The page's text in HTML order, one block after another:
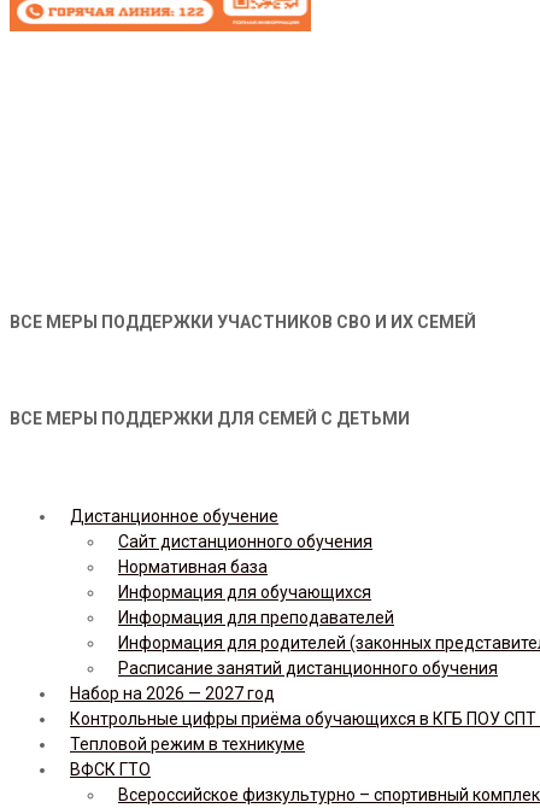
ВСЕ МЕРЫ ПОДДЕРЖКИ УЧАСТНИКОВ СВО И ИХ СЕМЕЙ
ВСЕ МЕРЫ ПОДДЕРЖКИ ДЛЯ СЕМЕЙ С ДЕТЬМИ
Дистанционное обучение
Сайт дистанционного обучения
Нормативная база
Информация для обучающихся
Информация для преподавателей
Информация для родителей (законных
Расписание занятий дистанционного обучения
Набор на 2026 — 2027 год
Контрольные цифры приёма обучающихся в КГБ ПОУ СПТ
Тепловой режим в техникуме
ВФСК ГТО
Всероссийское физкультурно – спортивный